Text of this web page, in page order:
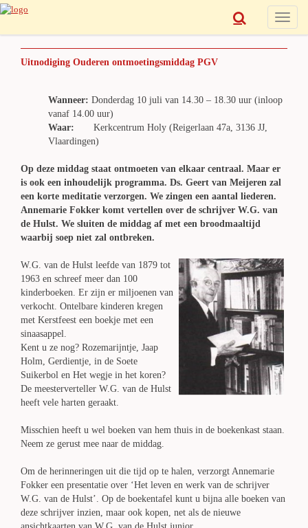
Toggle
Uitnodiging Ouderen ontmoetingsmiddag PGV
Wanneer: Donderdag 10 juli van 14.30 – 18.30 uur (inloop
vanaf 14.00 uur)
Waar: Kerkcentrum Holy (Reigerlaan 47a, 3136 JJ,
Vlaardingen)
Op deze middag staat ontmoeten van elkaar centraal. Maar er
is ook een inhoudelijk programma. Ds. Geert van Meijeren zal
een korte meditatie verzorgen. We zingen een aantal liederen.
Annemarie Fokker komt vertellen over de schrijver W.G. van
de Hulst. We sluiten de middag af met een broodmaaltijd
waarbij soep niet zal ontbreken.
W.G. van de Hulst leefde van 1879 tot
1963 en schreef meer dan 100
kinderboeken. Er zijn er miljoenen van
verkocht. Ontelbare kinderen kregen
met Kerstfeest een boekje met een
sinaasappel.
Kent u ze nog? Rozemarijntje, Jaap
Holm, Gerdientje, in de Soete
Suikerbol en Het wegje in het koren?
De meesterverteller W.G. van de Hulst
heeft vele harten geraakt.
Misschien heeft u wel boeken van hem thuis in de boekenkast staan.
Neem ze gerust mee naar de middag.
Om de herinneringen uit die tijd op te halen, verzorgt Annemarie
Fokker een presentatie over ‘Het leven en werk van de schrijver
W.G. van de Hulst’. Op de boekentafel kunt u bijna alle boeken van
deze schrijver inzien, maar ook kopen, net als de nieuwe